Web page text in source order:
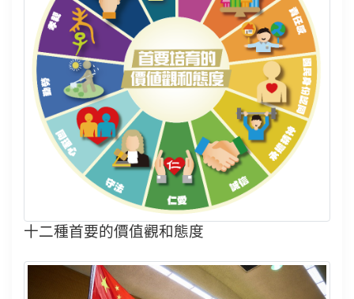
十二種首要的價值觀和態度